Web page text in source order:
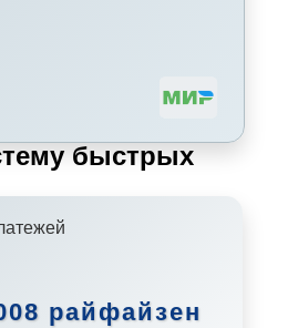
быстрых
райфайзен